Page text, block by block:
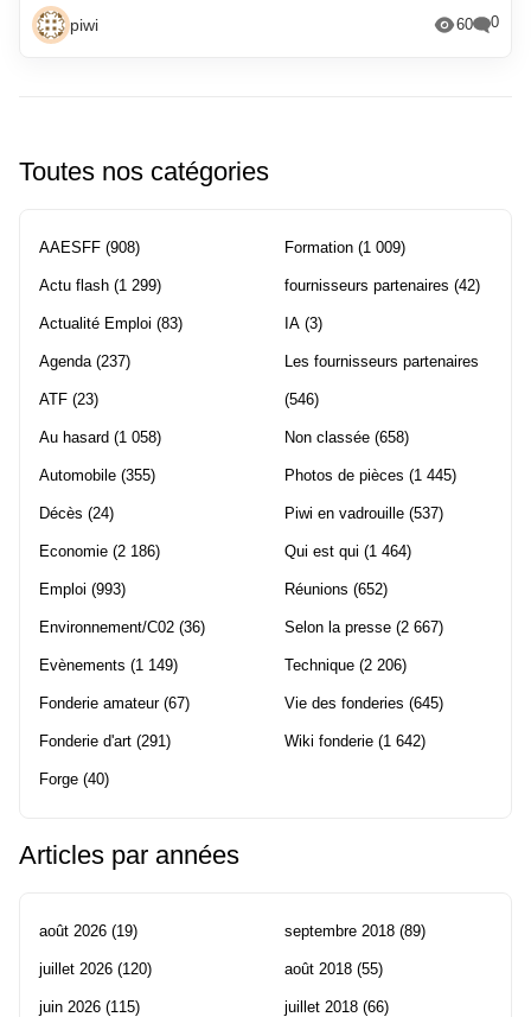
piwi 60 0
Toutes nos catégories
AAESFF (908)
Actu flash (1 299)
Actualité Emploi (83)
Agenda (237)
ATF (23)
Au hasard (1 058)
Automobile (355)
Décès (24)
Economie (2 186)
Emploi (993)
Environnement/C02 (36)
Evènements (1 149)
Fonderie amateur(67)
Fonderie d'art (291)
Forge (40)
Formation (1 009)
fournisseurs partenaires (42)
IA (3)
Les fournisseurs partenaires
(546)
Non classée (658)
Photos de pièces (1 445)
Piwi en vadrouille (537)
Qui est qui (1 464)
Réunions (652)
Selon la presse (2 667)
Technique (2 206)
Vie des fonderies (645)
Wiki fonderie (1 642)
Articles par années
août 2026 (19)
juillet 2026 (120)
juin 2026 (115)
septembre 2018 (89)
août 2018 (55)
juillet 2018 (66)